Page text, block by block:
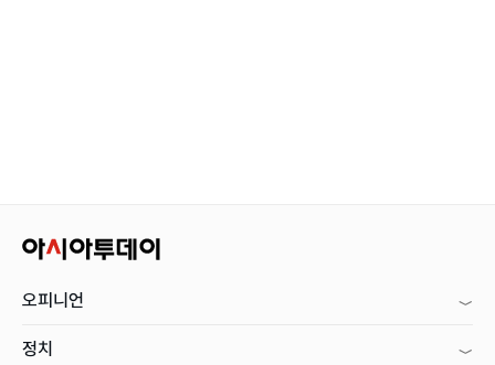
오피니언
정치